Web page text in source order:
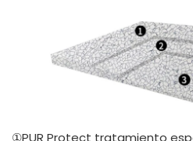
①PUR Protect tratamiento